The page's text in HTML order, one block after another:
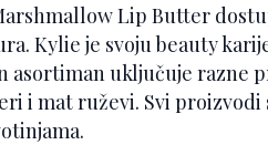
Lip Butter
Kylie je svoju beauty
asortiman uključuje razne
i mat ruževi. Svi